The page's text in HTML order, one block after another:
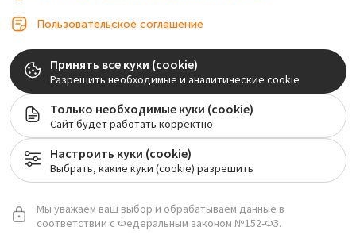
Акри Фри
поскольку изготавливается из инновационного материала,
сочетающего лучшие качества двух предыдущих типов.
Преимущества:
Протез достаточно гибкий, чтобы плотно прилегать к
деснам, но не растягивается в отличие от нейлонового.
Пациенты быстрее к нему привыкают за счет легкости и
Надежно фиксируется, случайное выпадение во время еды
или разговора исключено.
Пользовательское соглашение
Принять все куки (cookie)
Разрешить необходимые и аналитические cookie
Только необходимые куки (cookie)
Сайт будет работать корректно
Настроить куки (cookie)
Выбрать, какие куки (cookie) разрешить
Мы уважаем ваш выбор и обрабатываем данные в
соответствии с Федеральным законом №152-ФЗ.